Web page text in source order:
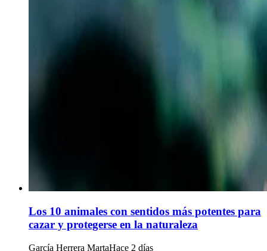
Los 10 animales con sentidos más potentes para
cazar y protegerse en la naturaleza
García Herrera MartaHace 2 días